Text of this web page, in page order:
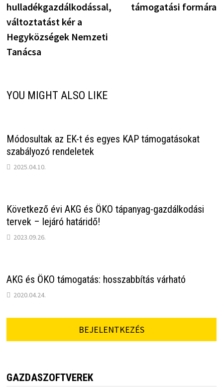
hulladékgazdálkodással,
változtatást kér a
Hegyközségek Nemzeti
Tanácsa
támogatási formára
YOU MIGHT ALSO LIKE
Módosultak az EK-t és egyes KAP támogatásokat
szabályozó rendeletek
2025.04.10.
Következő évi AKG és ÖKO tápanyag-gazdálkodási
tervek – lejáró határidő!
2023.09.26.
AKG és ÖKO támogatás: hosszabbítás várható
2020.04.24.
BEJELENTKEZÉS
GAZDASZOFTVEREK